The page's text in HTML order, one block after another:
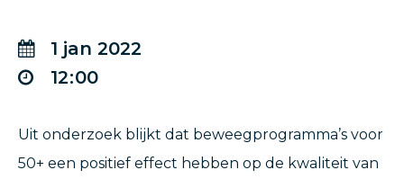
1 jan 2022
12 00
Uit onderzoek blijkt dat beweegprogramma’s voor
50+ een positief effect hebben op de kwaliteit van